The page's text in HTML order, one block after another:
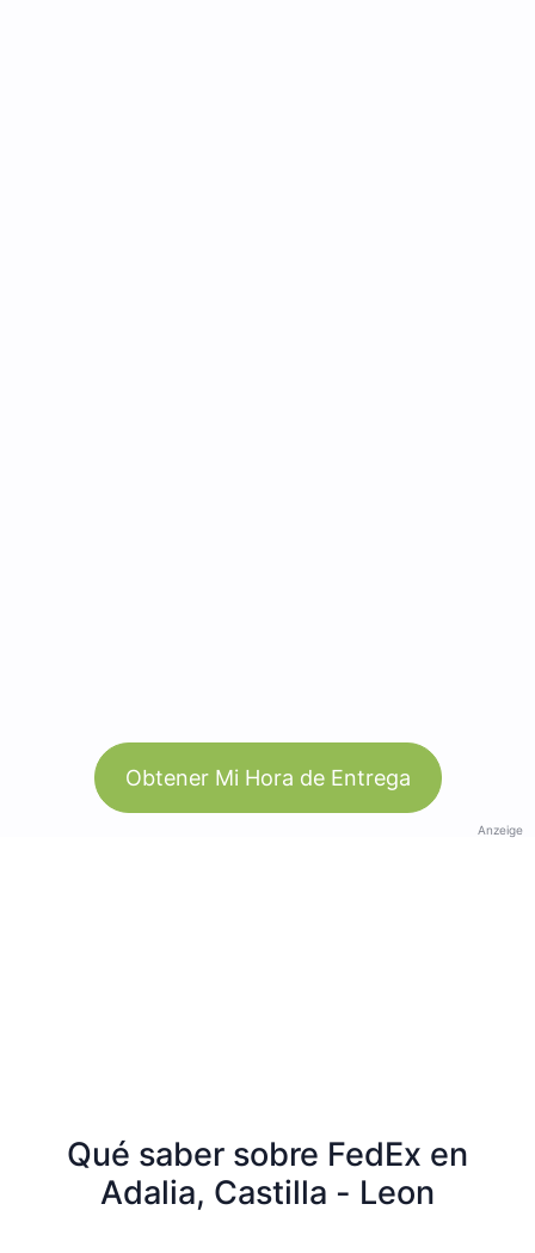
Obtener Mi Hora de Entrega
Anzeige
Qué saber sobre FedEx en
Adalia, Castilla - Leon